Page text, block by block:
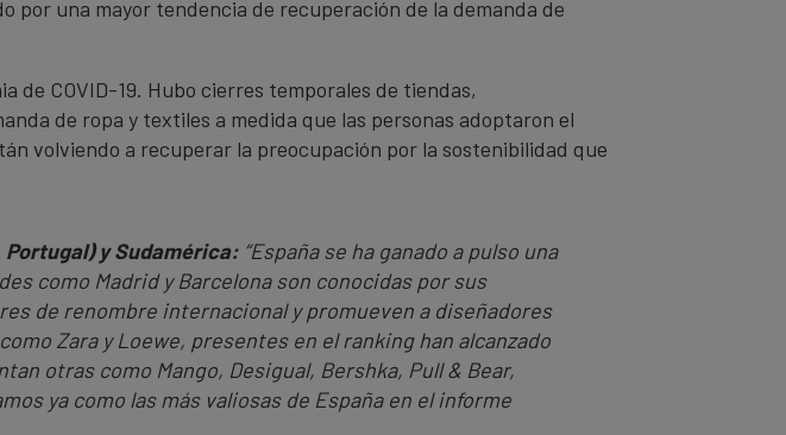
por una mayor tendencia de recuperación de la demanda de
de COVID-19. Hubo cierres temporales de tiendas,
de ropa y textiles a medida que las personas adoptaron el
volviendo a recuperar la preocupación por la sostenibilidad que
Portugal) y Sudamérica: “España se ha ganado a pulso una
como Madrid y Barcelona son conocidas por sus
de renombre internacional y promueven a diseñadores
Zara y Loewe, presentes en el ranking han alcanzado
otras como Mango, Desigual, Bershka, Pull & Bear,
ya como las más valiosas de España en el informe